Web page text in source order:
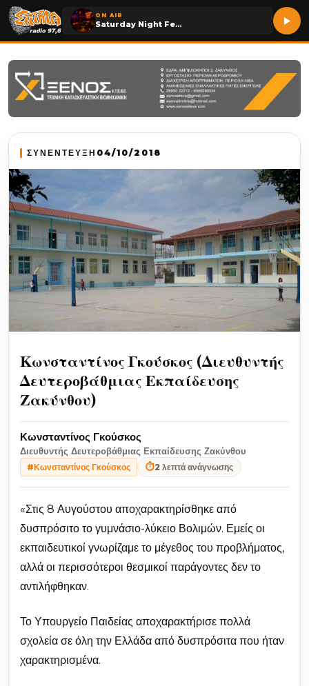
ON AIR
Saturday Night Fever
ΣΥΝΕΝΤΕΥΞΗ 04/10/2018
Κωνσταντίνος Γκούσκος (Διευθυντής
Δευτεροβάθμιας Εκπαίδευσης
Ζακύνθου)
Κωνσταντίνος Γκούσκος
Διευθυντής Δευτεροβάθμιας Εκπαίδευσης Ζακύνθου
#Κωνσταντίνος Γκούσκος ⏱2 λεπτά ανάγνωσης
«Στις 8 Αυγούστου αποχαρακτηρίσθηκε από
δυσπρόσιτο το γυμνάσιο-λύκειο Βολιμών. Εμείς οι
εκπαιδευτικοί γνωρίζαμε το μέγεθος του προβλήματος,
αλλά οι περισσότεροι θεσμικοί παράγοντες δεν το
αντιλήφθηκαν.
Το Υπουργείο Παιδείας αποχαρακτήρισε πολλά
σχολεία σε όλη την Ελλάδα από δυσπρόσιτα που ήταν
χαρακτηρισμένα.